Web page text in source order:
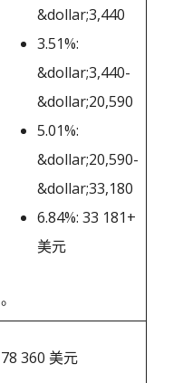
&dollar;3,440
3.51%:
&dollar;3,440-
&dollar;20,590
5.01%:
&dollar;20,590-
&dollar;33,180
6.84%: 33 181+
美元
。
78 360 美元